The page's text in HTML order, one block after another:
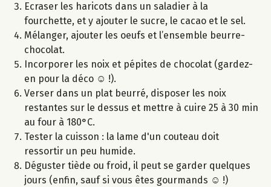
Ecraser les haricots dans un saladier à la
fourchette, et y ajouter le sucre, le cacao et le sel.
Mélanger, ajouter les oeufs et l’ensemble beurre-
chocolat.
Incorporer les noix et pépites de chocolat (gardez-
en pour la déco ☺ !).
Verser dans un plat beurré, disposer les noix
restantes sur le dessus et mettre à cuire 25 à 30 min
au four à 180°C.
Tester la cuisson : la lame d'un couteau doit
ressortir un peu humide.
Déguster tiède ou froid, il peut se garder quelques
jours (enfin, sauf si vous êtes gourmands ☺ !)